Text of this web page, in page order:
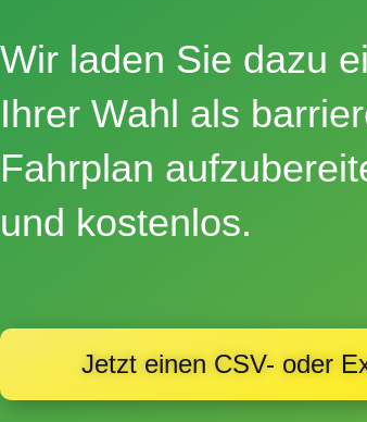
Wir laden Sie dazu
Ihrer Wahl als
Fahrplan
und kostenlos.
Jetzt einen CSV- oder